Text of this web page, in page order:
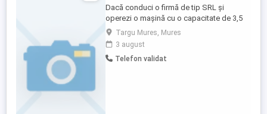
Dacă conduci o firmă de tip SRL și
operezi o mașină cu o capacitate de 3,5
tone, suntem interesați să vorbim cu tine!
Căutăm parteneri cu vehicule potrivite
pentru a gestiona expedieri de tip
electrocasnice ale retailerilor locali.
Targu Mures, Mures
3 august
Telefon validat